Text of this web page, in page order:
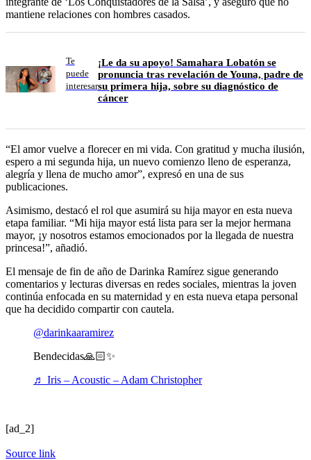
mantiene relaciones con hombres casados.
Te
puede
interesar
¡Le da su apoyo! Samahara Lobatón se
pronuncia tras revelación de Youna, padre de
su primera hija, sobre su diagnóstico de
cáncer
“El amor vuelve a florecer en mi vida. Con gratitud y mucha ilusión,
espero a mi segunda hija, un nuevo comienzo lleno de esperanza,
alegría y llena de mucho amor”, expresó en una de sus
publicaciones.
Asimismo, destacó el rol que asumirá su hija mayor en esta nueva
etapa familiar. “Mi hija mayor está lista para ser la mejor hermana
mayor, ¡y nosotros estamos emocionados por la llegada de nuestra
princesa!”, añadió.
El mensaje de fin de año de Darinka Ramírez sigue generando
comentarios y lecturas diversas en redes sociales, mientras la joven
continúa enfocada en su maternidad y en esta nueva etapa personal
que ha decidido compartir con cautela.
@darinkaaramirez
Bendecidas🙏🏻✨
♬ Iris – Acoustic – Adam Christopher
[ad_2]
Source link